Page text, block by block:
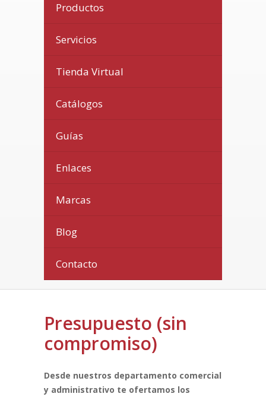
Productos
Servicios
Tienda Virtual
Catálogos
Guías
Enlaces
Marcas
Blog
Contacto
Presupuesto (sin
compromiso)
Desde nuestros departamento comercial
y administrativo te ofertamos los